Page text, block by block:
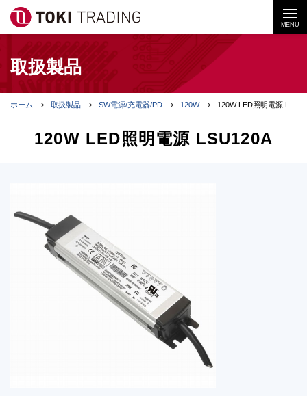
MENU
取扱製品
ホーム 取扱製品 SW電源/充電器/PD 120W 120W LED照明電源 LSU120A
120W LED照明電源 LSU120A